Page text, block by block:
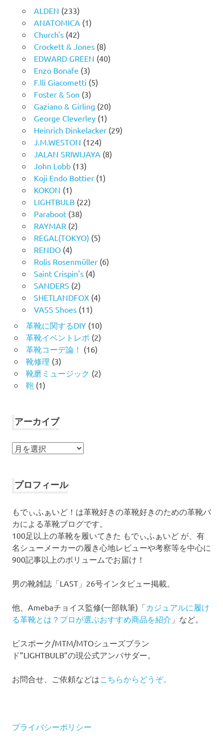
ALDEN (233)
ANATOMICA (1)
Church's(42)
Crockett & Jones(8)
EDWARD GREEN (40)
Enzo Bonafe (3)
F.lli Giacometti (5)
Foster & Son (3)
Gaziano & Girling (20)
George Cleverley(1)
Heinrich Dinkelacker(29)
J.M.WESTON (124)
JALAN SRIWIJAYA (8)
John Lobb(13)
Koji Endo Bottier(1)
KOKON (1)
LIGHTBULB(22)
Paraboot(38)
RAYMAR (2)
REGAL(TOKYO) (5)
RENDO(4)
Rolis Rosenmüller(6)
Saint Crispin's(4)
SANDERS (2)
SHETLANDFOX(4)
VASS Shoes(11)
革靴に関するDIY(10)
革靴イベントレポ (2)
革靴コーデ論！ (16)
靴修理 (3)
靴磨ミュージック (2)
鞄 (1)
アーカイブ
ア
イ
プロフィール
もでぃふぁいど！は革靴好きの革靴好きのための革靴バ
カによる革靴ブログです。
100足以上の革靴を履いてきた もでぃふぁいど が、有
名シューメーカーの履き心地レビューや考察等を中心に
900記事以上のボリュームでお届け！
男の靴雑誌「LAST」26号インタビュー掲載。
他、Amebaチョイス監修(一部執筆)「カジュアルに履け
る革靴とは？プロが選ぶおすすめ商品を紹介 」など。
ビスポーク/MTM/MTOシューズブラン
ド”LIGHTBULB”の現公式アンバサダー。
お問合せ、ご依頼などは こちらからどうぞ。
プライバシーポリシー